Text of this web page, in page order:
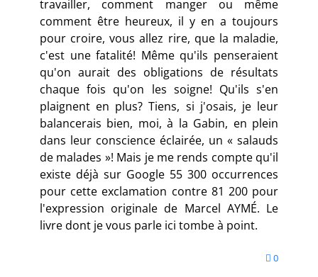
travailler, comment manger ou même
comment être heureux, il y en a toujours
pour croire, vous allez rire, que la maladie,
c'est une fatalité! Même qu'ils penseraient
qu'on aurait des obligations de résultats
chaque fois qu'on les soigne! Qu'ils s'en
plaignent en plus? Tiens, si j'osais, je leur
balancerais bien, moi, à la Gabin, en plein
dans leur conscience éclairée, un « salauds
de malades »! Mais je me rends compte qu'il
existe déjà sur Google 55 300 occurrences
pour cette exclamation contre 81 200 pour
l'expression originale de Marcel AYMÉ. Le
livre dont je vous parle ici tombe à point.
0